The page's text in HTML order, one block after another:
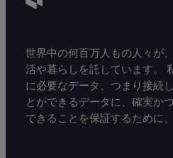
世界中の何百万人もの人々が
活や暮らしを託しています。
に必要なデータ、つまり接続
とができるデータに、確実か
できることを保証するために